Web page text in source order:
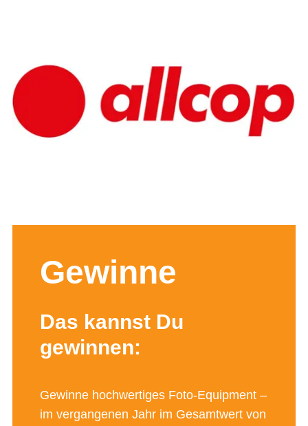
Gewinne
Das kannst Du
gewinnen:
Gewinne hochwertiges Foto-Equipment –
im vergangenen Jahr im Gesamtwert von